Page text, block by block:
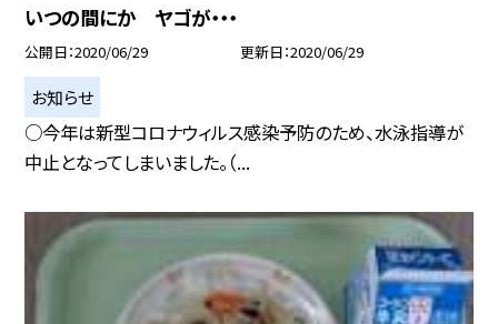
いつの間にか ヤゴが・・・
公開日 2020/06/29 更新日 2020/06/29
お知らせ
○今年は新型コロナウィルス感染予防のため、水泳指導が
中止となってしまいました。（...